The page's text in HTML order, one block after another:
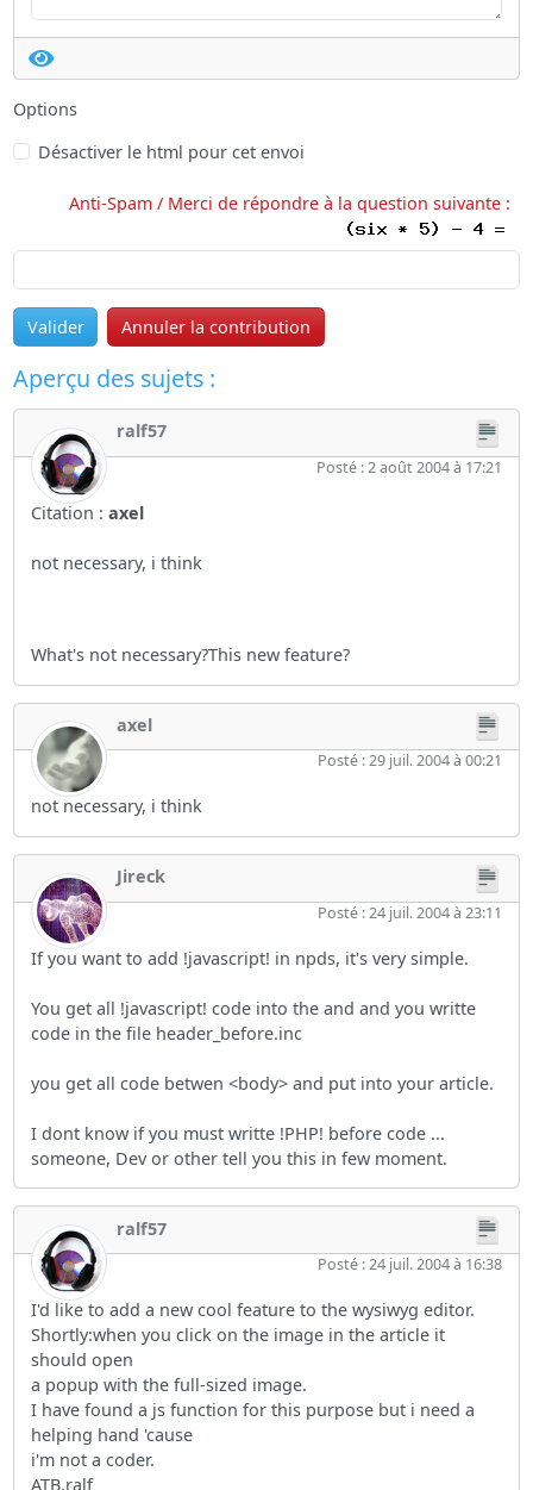
Options
Désactiver le html pour cet envoi
Anti-Spam / Merci de répondre à la question suivante :
Valider Annuler la contribution
Aperçu des sujets :
ralf57
Posté : 2 août 2004 à 17:21
Citation :axel
not necessary, i think
What's not necessary?This new feature?
axel
Posté : 29 juil. 2004 à 00:21
not necessary, i think
Jireck
Posté : 24 juil. 2004 à 23:11
If you want to add !javascript! in npds, it's very simple.
You get all !javascript! code into the and and you writte
code in the file header_before.inc
you get all code betwen <body> and put into your article.
I dont know if you must writte !PHP! before code ...
someone, Dev or other tell you this in few moment.
ralf57
Posté : 24 juil. 2004 à 16:38
I'd like to add a new cool feature to the wysiwyg editor.
Shortly:when you click on the image in the article it
should open
a popup with the full-sized image.
I have found a js function for this purpose but i need a
helping hand 'cause
i'm not a coder.
ATB,ralf